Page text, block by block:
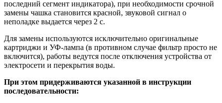
последний сегмент индикатора), при необходимости срочной
замены чашка становится красной, звуковой сигнал о
неполадке выдается через 2 с.
Для замены используются исключительно оригинальные
картриджи и УФ-лампа (в противном случае фильтр просто не
включится), работы ведутся после отключения устройства от
электросети и перекрытия воды.
При этом придерживаются указанной в инструкции
последовательности: